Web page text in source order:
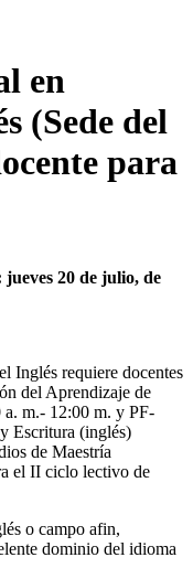
en
(Sede del
para
20 de julio, de
Inglés requiere docentes
del Aprendizaje de
a. m.- 12:00 m. y PF-
Escritura (inglés)
de Maestría
el II ciclo lectivo de
o campo afin,
dominio del idioma